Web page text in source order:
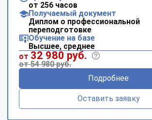
от 256 часов
Получаемый документ
Диплом о профессиональной
переподготовке
Обучение на базе
Высшее, среднее
от 32 980 руб.
от 54 980 руб.
Подробнее
Оставить заявку